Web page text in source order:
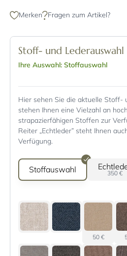
Merken Fragen zum Artikel?
Stoff- und Lederauswahl
Ihre Auswahl: Stoffauswahl
Hier sehen Sie die aktuelle Stoff-
stehen Ihnen eine Vielzahl an
strapazierfähigen Stoffen zur
Reiter „Echtleder” steht Ihnen
Verfügung.
Stoffauswahl 350 €
50 €